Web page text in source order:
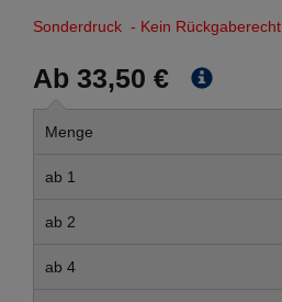
Sonderdruck - Kein Rückgaberecht
Ab 33,50 €
Menge
ab 1
ab 2
ab 4